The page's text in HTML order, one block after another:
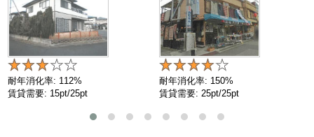
耐年消化率: 112%
賃貸需要: 15pt/25pt
耐年消化率: 150%
賃貸需要: 25pt/25pt